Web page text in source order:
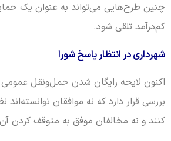
چنین طرح‌هایی می‌تواند به عنوان یک
کم‌درآمد تلقی شود.
شهرداری در انتظار پاسخ شورا
اکنون لایحه رایگان شدن حمل‌ونقل
بررسی قرار دارد که نه موافقان توانسته‌اند
کنند و نه مخالفان موفق به متوقف کردن